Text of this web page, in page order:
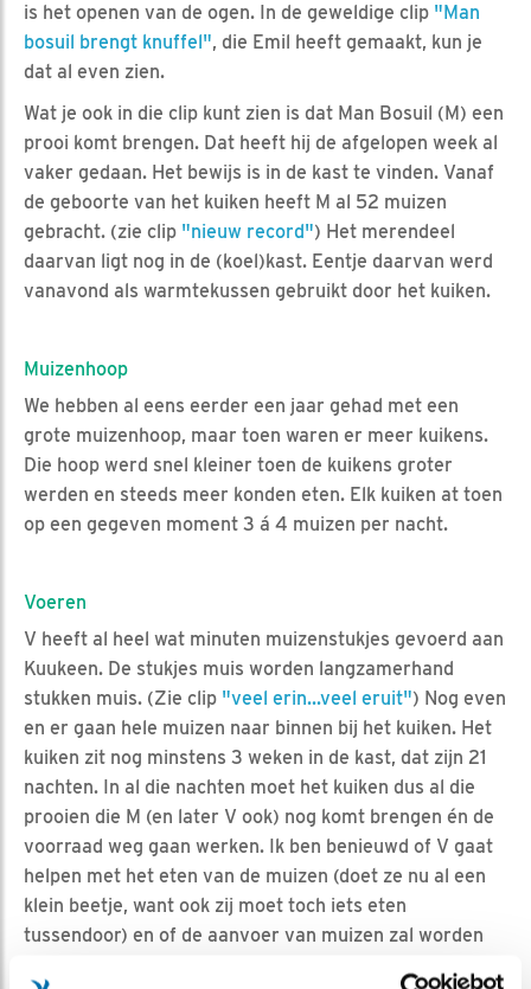
is het openen van de ogen. In de geweldige clip "Man
bosuil brengt knuffel", die Emil heeft gemaakt, kun je
dat al even zien.
Wat je ook in die clip kunt zien is dat Man Bosuil (M) een
prooi komt brengen. Dat heeft hij de afgelopen week al
vaker gedaan. Het bewijs is in de kast te vinden. Vanaf
de geboorte van het kuiken heeft M al 52 muizen
gebracht. (zie clip "nieuw record") Het merendeel
daarvan ligt nog in de (koel)kast. Eentje daarvan werd
vanavond als warmtekussen gebruikt door het kuiken.
Muizenhoop
We hebben al eens eerder een jaar gehad met een
grote muizenhoop, maar toen waren er meer kuikens.
Die hoop werd snel kleiner toen de kuikens groter
werden en steeds meer konden eten. Elk kuiken at toen
op een gegeven moment 3 á 4 muizen per nacht.
Voeren
V heeft al heel wat minuten muizenstukjes gevoerd aan
Kuukeen. De stukjes muis worden langzamerhand
stukken muis. (Zie clip "veel erin...veel eruit") Nog even
en er gaan hele muizen naar binnen bij het kuiken. Het
kuiken zit nog minstens 3 weken in de kast, dat zijn 21
nachten. In al die nachten moet het kuiken dus al die
prooien die M (en later V ook) nog komt brengen én de
voorraad weg gaan werken. Ik ben benieuwd of V gaat
helpen met het eten van de muizen (doet ze nu al een
klein beetje, want ook zij moet toch iets eten
tussendoor) en of de aanvoer van muizen zal worden